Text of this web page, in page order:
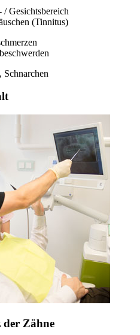
Gesichtsbereich
(Tinnitus)
Schnarchen
der Zähne